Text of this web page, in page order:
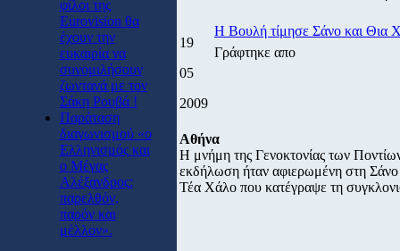
φίλοι της
Eurovision θα
έχουν την
ευκαιρία να
συνομιλήσουν
ζωντανά με τον
Σάκη Ρουβά !
Παράταση
διαγωνισμού «ο
Ελληνισμός και
ο Μέγας
Αλέξανδρος:
παρελθόν,
παρόν και
μέλλον».
19
05
2009
Η Βουλή τίμησε Σάνο και Θια
Γράφτηκε απο
Αθήνα
Η μνήμη της Γενοκτονίας των
εκδήλωση ήταν αφιερωμένη στη
Τέα Χάλο που κατέγραψε τη